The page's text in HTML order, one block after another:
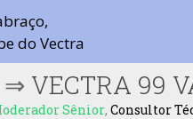
do Vectra
⇒ VECTRA 99
Sênior, Consultor